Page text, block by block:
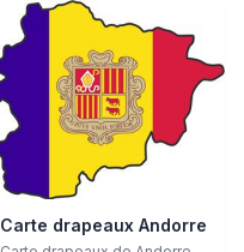
Carte drapeaux Andorre